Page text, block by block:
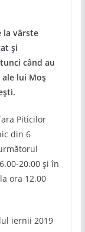
la vârste
și
când au
lui Moș
Piticilor
din 6
20.00 și în
ora 12.00